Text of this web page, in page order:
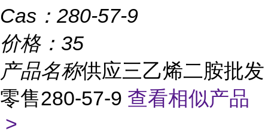
Cas： 280-57-9
价格： 35
产品名称供应三乙烯二胺批发
零售280-57-9 查看相似产品
>